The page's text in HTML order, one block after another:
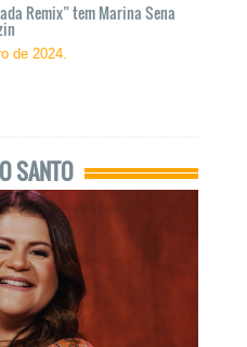
Remix” tem Marina Sena
de 2024.
SANTO